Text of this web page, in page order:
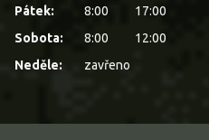
Pátek:
8:00
17:00
Sobota:
8:00
12:00
Neděle:
zavřeno